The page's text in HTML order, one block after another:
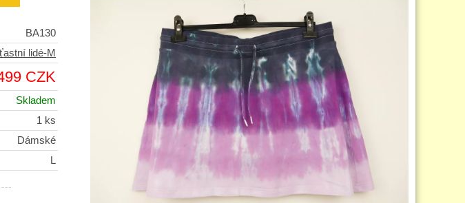
BA130
lidé-M
CZK
Skladem
1 ks
Dámské
L